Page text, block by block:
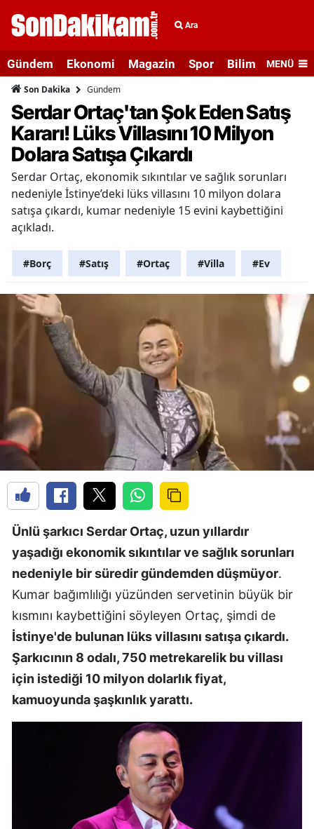
Ara
Gündem Ekonomi Magazin Spor Bilim veMENÜ
Son Dakika Gündem
Serdar Ortaç'tan Şok Eden Satış
Kararı! Lüks Villasını 10 Milyon
Dolara Satışa Çıkardı
Serdar Ortaç, ekonomik sıkıntılar ve sağlık sorunları
nedeniyle İstinye’deki lüks villasını 10 milyon dolara
satışa çıkardı, kumar nedeniyle 15 evini kaybettiğini
açıkladı.
#Borç #Satış #Ortaç #Villa #Ev
Ünlü şarkıcı Serdar Ortaç, uzun yıllardır
yaşadığı ekonomik sıkıntılar ve sağlık sorunları
nedeniyle bir süredir gündemden düşmüyor.
Kumar bağımlılığı yüzünden servetinin büyük bir
kısmını kaybettiğini söyleyen Ortaç, şimdi de
İstinye'de bulunan lüks villasını satışa çıkardı.
Şarkıcının 8 odalı, 750 metrekarelik bu villası
için istediği 10 milyon dolarlık fiyat,
kamuoyunda şaşkınlık yarattı.